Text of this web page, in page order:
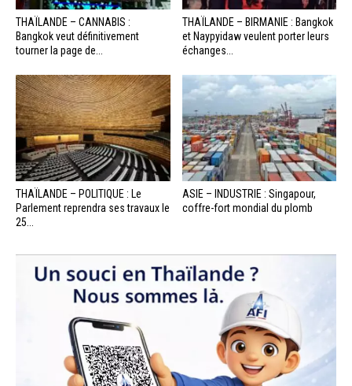
THAÏLANDE – CANNABIS :
Bangkok veut définitivement
tourner la page de...
THAÏLANDE – BIRMANIE : Bangkok
et Naypyidaw veulent porter leurs
échanges...
THAÏLANDE – POLITIQUE : Le
Parlement reprendra ses travaux le
25...
ASIE – INDUSTRIE : Singapour,
coffre-fort mondial du plomb